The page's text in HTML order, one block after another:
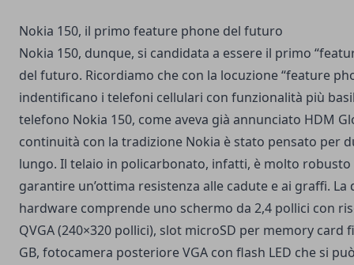
Nokia 150, il primo feature phone del futuro
Nokia 150, dunque, si candidata a essere il primo
del futuro. Ricordiamo che con la locuzione “feature
indentificano i telefoni cellulari con funzionalità più
telefono Nokia 150, come aveva già annunciato HDM
continuità con la tradizione Nokia è stato pensato per
lungo. Il telaio in policarbonato, infatti, è molto robusto
garantire un’ottima resistenza alle cadute e ai graffi. La
hardware comprende uno schermo da 2,4 pollici con
QVGA (240×320 pollici), slot microSD per memory card
GB, fotocamera posteriore VGA con flash LED che si